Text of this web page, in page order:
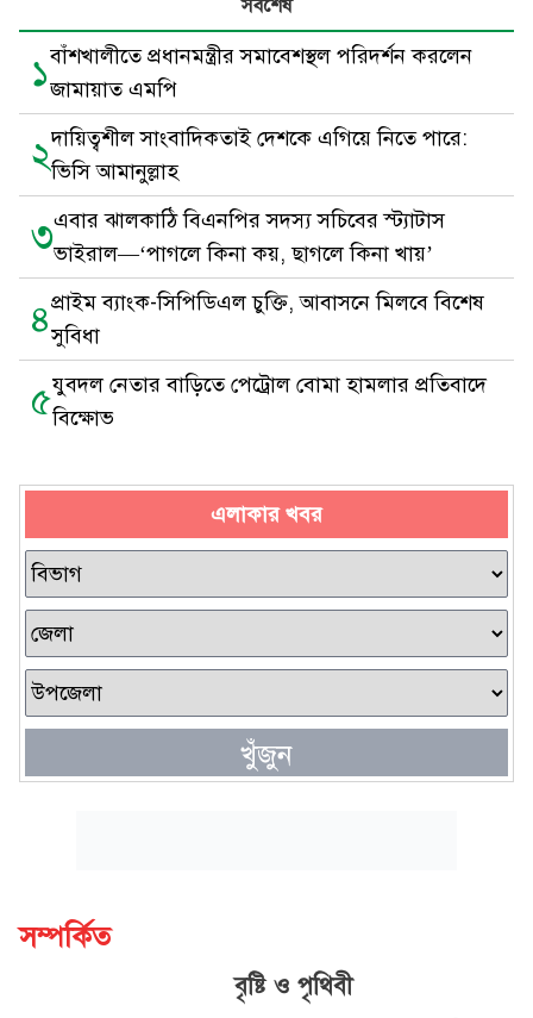
সর্বশেষ
১বাঁশখালীতে প্রধানমন্ত্রীর সমাবেশস্থল পরিদর্শন করলেন
জামায়াত এমপি
২দায়িত্বশীল সাংবাদিকতাই দেশকে এগিয়ে নিতে পারে:
ভিসি আমানুল্লাহ
৩এবার ঝালকাঠি বিএনপির সদস্য সচিবের স্ট্যাটাস
ভাইরাল—‘পাগলে কিনা কয়, ছাগলে কিনা খায়’
৪প্রাইম ব্যাংক-সিপিডিএল চুক্তি, আবাসনে মিলবে বিশেষ
সুবিধা
৫যুবদল নেতার বাড়িতে পেট্রোল বোমা হামলার প্রতিবাদে
বিক্ষোভ
এলাকার খবর
খুঁজুন
সম্পর্কিত
বৃষ্টি ও পৃথিবী